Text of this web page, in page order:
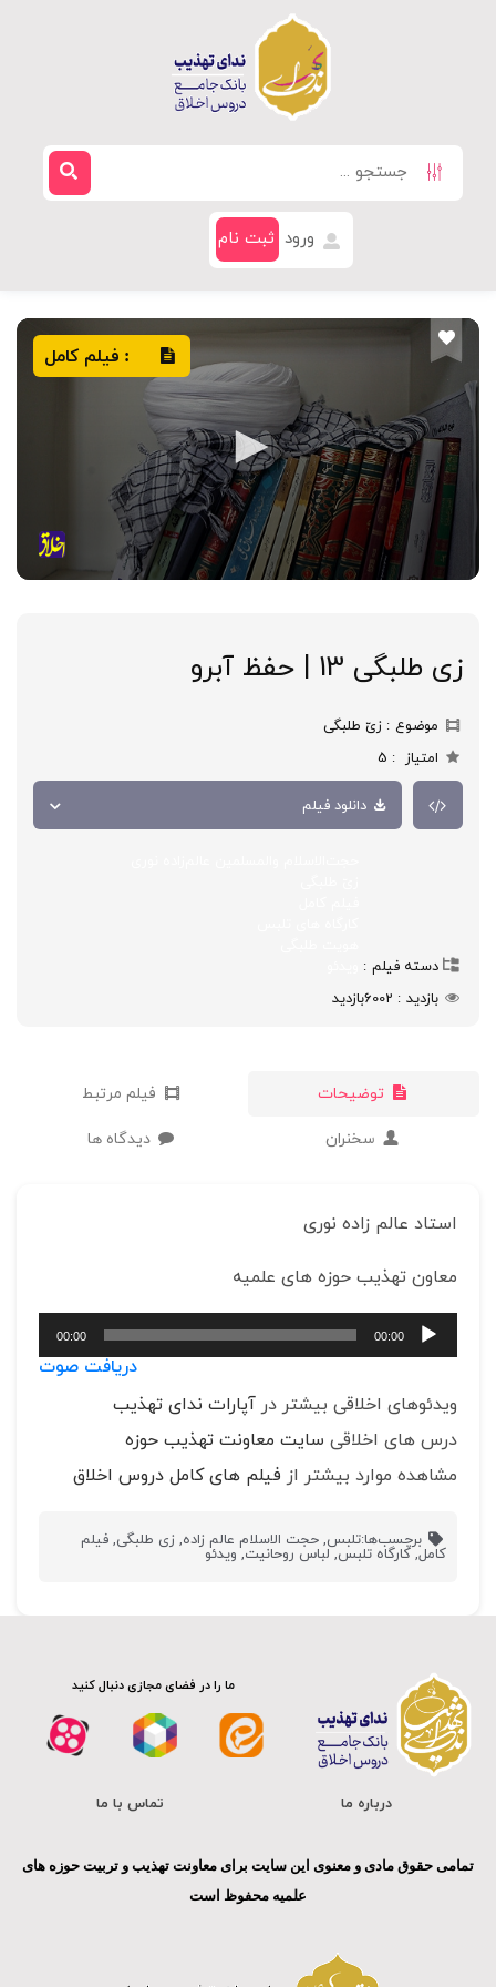
ورود ثبت نام
: فیلم کامل
زی طلبگی 13 | حفظ آبرو
موضوع
زیّ طلبگی
امتیاز
5
دانلود فیلم
دسته فیلم
بازدید
6002بازدید
توضیحات فیلم مرتبط
سخنران دیدگاه ها
استاد عالم زاده نوری
معاون تهذیب حوزه های علمیه
پخش‌کننده
صوت
00:00
00:00
دریافت صوت
ویدئوهای اخلاقی بیشتر در آپارات ندای تهذیب
درس های اخلاقی سایت معاونت تهذیب حوزه
مشاهده موارد بیشتر از فیلم های کامل دروس اخلاق
برچسب‌ها:تلبس,حجت الاسلام عالم زاده, زی طلبگی,فیلم
کامل, کارگاه تلبس, لباس روحانیت,ویدئو
ما را در فضای مجازی دنبال کنید
درباره ما تماس با ما
تمامی حقوق مادی و معنوی این سایت برای معاونت تهذیب و تربیت حوزه های
علمیه محفوظ است